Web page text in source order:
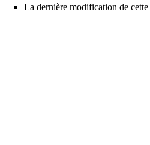
La dernière modification de